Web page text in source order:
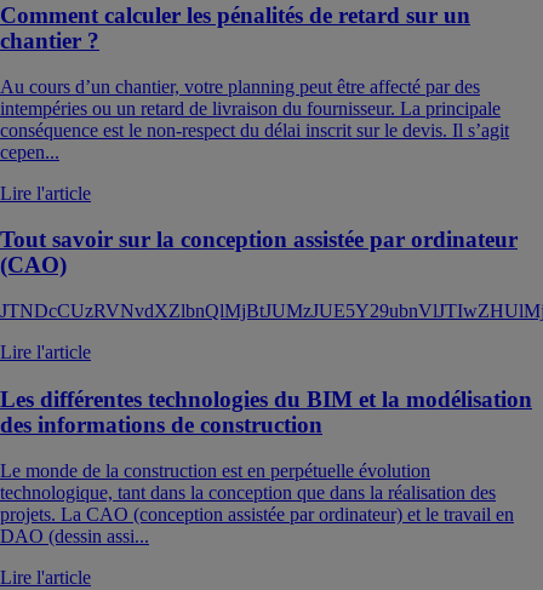
Comment calculer les pénalités de retard sur un
chantier ?
Au cours d’un chantier, votre planning peut être affecté par des
intempéries ou un retard de livraison du fournisseur. La principale
conséquence est le non-respect du délai inscrit sur le devis. Il s’agit
cepen...
Lire l'article
Tout savoir sur la conception assistée par ordinateur
(CAO)
Lire l'article
Les différentes technologies du BIM et la modélisation
des informations de construction
Le monde de la construction est en perpétuelle évolution
technologique, tant dans la conception que dans la réalisation des
projets. La CAO (conception assistée par ordinateur) et le travail en
DAO (dessin assi...
Lire l'article